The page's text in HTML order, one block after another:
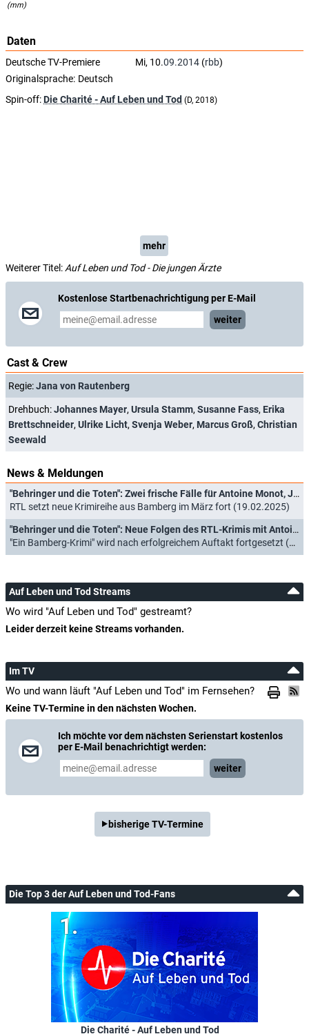
(mm)
Daten
Deutsche TV-Premiere Mi, 10.09.2014 (rbb)
Originalsprache: Deutsch
Spin-off:Die Charité - Auf Leben und Tod (D, 2018)
mehr
Weiterer Titel: Auf Leben und Tod - Die jungen Ärzte
Kostenlose Startbenachrichtigung per E-Mail
weiter
Cast & Crew
Regie:Jana von Rautenberg
Drehbuch:Johannes Mayer, Ursula Stamm, Susanne Fass, Erika
Brettschneider, Ulrike Licht, Svenja Weber, Marcus Groß, Christian
Seewald
News & Meldungen
"Behringer und die Toten": Zwei frische Fälle für Antoine Monot, Jr. ("Ein Fall für zwei")
RTL setzt neue Krimireihe aus Bamberg im März fort (19.02.2025)
"Behringer und die Toten": Neue Folgen des RTL-Krimis mit Antoine Monot, Jr.
"Ein Bamberg-Krimi" wird nach erfolgreichem Auftakt fortgesetzt (07.11.2024)
Auf Leben und Tod Streams
Wo wird "Auf Leben und Tod" gestreamt?
Leider derzeit keine Streams vorhanden.
Im TV
Wo und wann läuft "Auf Leben und Tod" im Fernsehen?
Keine TV-Termine in den nächsten Wochen.
Ich möchte vor dem nächsten Serienstart kostenlos
per E-Mail benachrichtigt werden:
weiter
bisherige TV-Termine
Die Top 3 der Auf Leben und Tod-Fans
Die Charité - Auf Leben und Tod